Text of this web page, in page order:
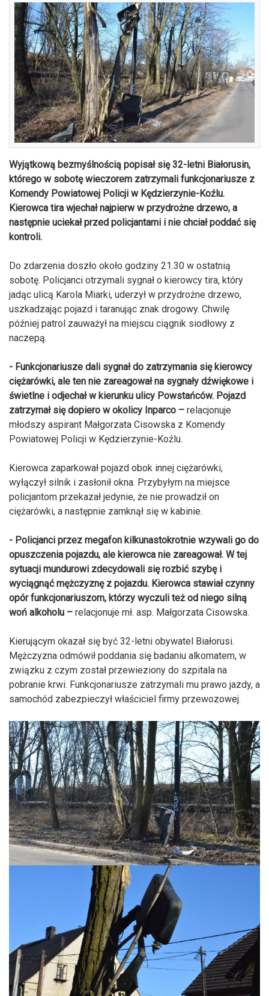
Wyjątkową bezmyślnością popisał się 32-letni Białorusin,
którego w sobotę wieczorem zatrzymali funkcjonariusze z
Komendy Powiatowej Policji w Kędzierzynie-Koźlu.
Kierowca tira wjechał najpierw w przydrożne drzewo, a
następnie uciekał przed policjantami i nie chciał poddać się
kontroli.
Do zdarzenia doszło około godziny 21.30 w ostatnią
sobotę. Policjanci otrzymali sygnał o kierowcy tira, który
jadąc ulicą Karola Miarki, uderzył w przydrożne drzewo,
uszkadzając pojazd i taranując znak drogowy. Chwilę
później patrol zauważył na miejscu ciągnik siodłowy z
naczepą.
- Funkcjonariusze dali sygnał do zatrzymania się kierowcy
ciężarówki, ale ten nie zareagował na sygnały dźwiękowe i
świetlne i odjechał w kierunku ulicy Powstańców. Pojazd
zatrzymał się dopiero w okolicy Inparco – relacjonuje
młodszy aspirant Małgorzata Cisowska z Komendy
Powiatowej Policji w Kędzierzynie-Koźlu.
Kierowca zaparkował pojazd obok innej ciężarówki,
wyłączył silnik i zasłonił okna. Przybyłym na miejsce
policjantom przekazał jedynie, że nie prowadził on
ciężarówki, a następnie zamknął się w kabinie.
- Policjanci przez megafon kilkunastokrotnie wzywali go do
opuszczenia pojazdu, ale kierowca nie zareagował. W tej
sytuacji mundurowi zdecydowali się rozbić szybę i
wyciągnąć mężczyznę z pojazdu. Kierowca stawiał czynny
opór funkcjonariuszom, którzy wyczuli też od niego silną
woń alkoholu – relacjonuje mł. asp. Małgorzata Cisowska.
Kierującym okazał się być 32-letni obywatel Białorusi.
Mężczyzna odmówił poddania się badaniu alkomatem, w
związku z czym został przewieziony do szpitala na
pobranie krwi. Funkcjonariusze zatrzymali mu prawo jazdy, a
samochód zabezpieczył właściciel firmy przewozowej.